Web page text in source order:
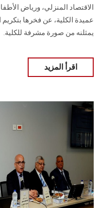
الاقتصاد المنزلي، ورياض
عميدة الكلية، عن فخرها
يمثلنه من صورة مشرفة للكلية.
اقرأ المزيد